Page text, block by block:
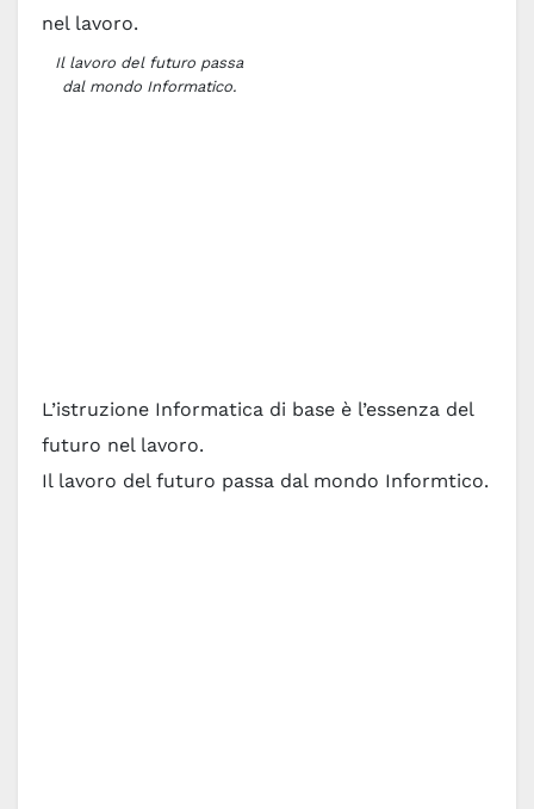
Il lavoro del futuro passa
dal mondo Informatico.
L’istruzione Informatica di base è l’essenza del
futuro nel lavoro.
Il lavoro del futuro passa dal mondo Informtico.